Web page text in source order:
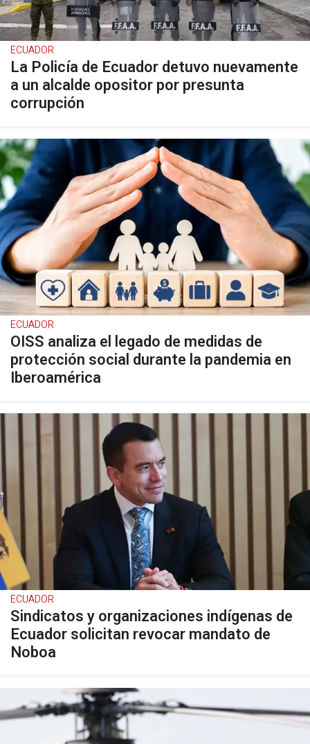
ECUADOR
La Policía de Ecuador detuvo nuevamente
a un alcalde opositor por presunta
corrupción
ECUADOR
OISS analiza el legado de medidas de
protección social durante la pandemia en
Iberoamérica
ECUADOR
Sindicatos y organizaciones indígenas de
Ecuador solicitan revocar mandato de
Noboa